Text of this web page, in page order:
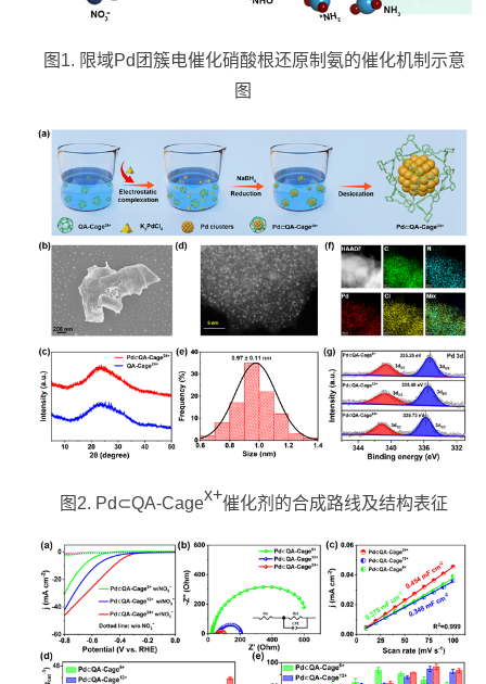
图 1. 限域Pd 团簇电催化硝酸根还原制氨的催化机制示意
图
图 2. Pd⊂QA-Cagex+催化剂的合成路线及结构表征